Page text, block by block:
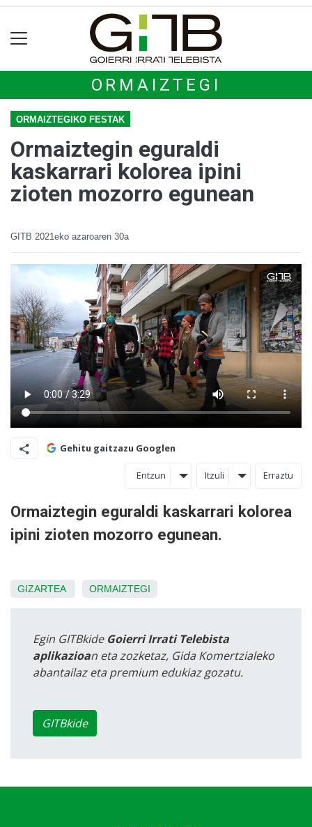
ORMAIZTEGI
ORMAIZTEGIKO FESTAK
Ormaiztegin eguraldi
kaskarrari kolorea ipini
zioten mozorro egunean
GITB 2021eko azaroaren 30a
Gehitu gaitzazu Googlen
Entzun Itzuli Erraztu
Ormaiztegin eguraldi kaskarrari kolorea
ipini zioten mozorro egunean.
GIZARTEA ORMAIZTEGI
Egin GITBkide Goierri Irrati Telebista
aplikazioan eta zozketaz, Gida Komertzialeko
abantailaz eta premium edukiaz gozatu.
GITBkide